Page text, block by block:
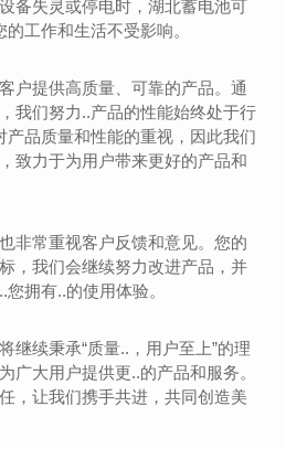
备失灵或停电时，湖北蓄电池可
工作和生活不受影响。
户提供高质量、可靠的产品。通
我们努力..产品的性能始终处于行
产品质量和性能的重视，因此我们
致力于为用户带来更好的产品和
非常重视客户反馈和意见。您的
，我们会继续努力改进产品，并
拥有..的使用体验。
继续秉承“质量..，用户至上”的理
广大用户提供更..的产品和服务。
，让我们携手共进，共同创造美